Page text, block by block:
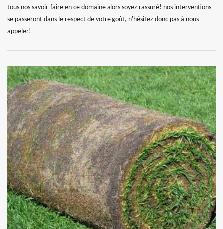
tous nos savoir-faire en ce domaine alors soyez rassuré! nos interventions
se passeront dans le respect de votre goût, n'hésitez donc pas à nous
appeler!